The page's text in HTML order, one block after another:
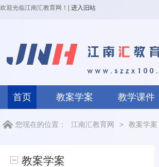
欢迎光临江南汇教育网！ 进入旧站
首页 教案学案 教学课件
您现在的位置： 江南汇教育网 > 教案学案
教案学案